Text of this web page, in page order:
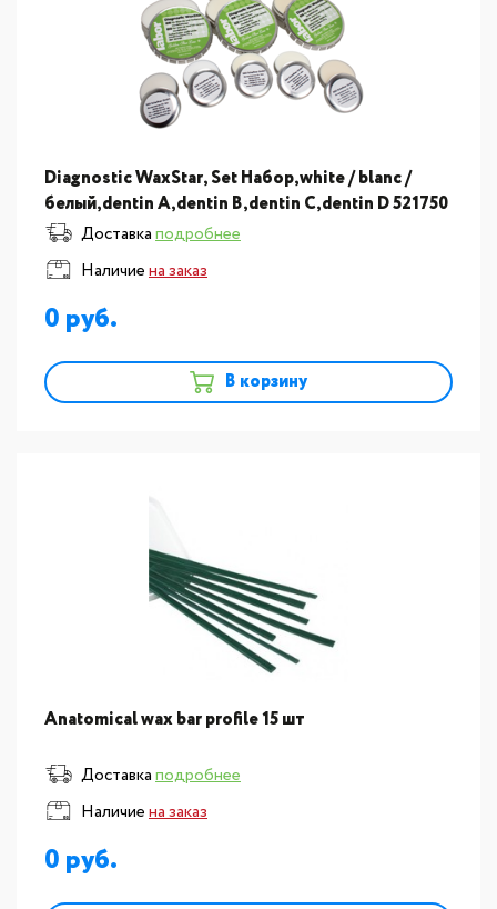
Diagnostic WaxStar, Set Набор,white / blanc /
белый,dentin A,dentin B,dentin C,dentin D 521750
Доставкаподробнее
Наличиена заказ
0
В корзину
Anatomical wax bar profile 15 шт
Доставкаподробнее
Наличиена заказ
0